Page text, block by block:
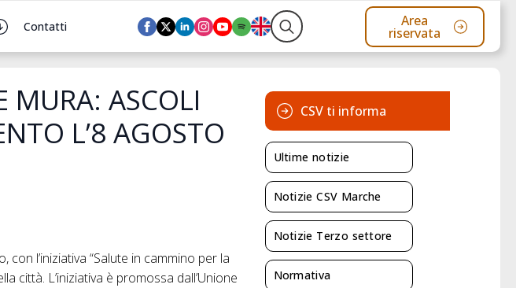
Contatti
Search
Area
riservata
MURA: ASCOLI
L’8 AGOSTO
l’iniziativa “Salute in cammino per la
città. L’iniziativa è promossa dall’Unione
CSV ti informa
Ultime notizie
Notizie CSV Marche
Notizie Terzo settore
Normativa